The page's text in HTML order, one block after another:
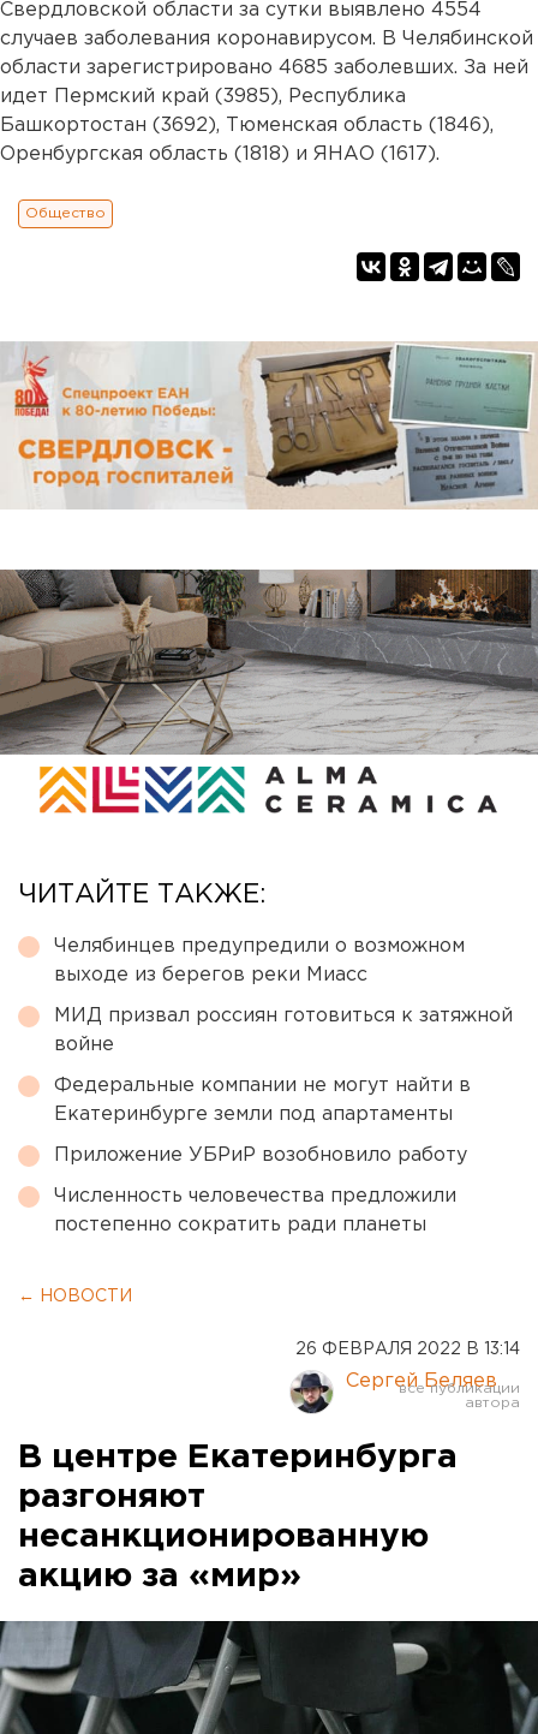
Свердловской области за сутки выявлено 4554
случаев заболевания коронавирусом. В Челябинской
области зарегистрировано 4685 заболевших. За ней
идет Пермский край (3985), Республика
Башкортостан (3692), Тюменская область (1846),
Оренбургская область (1818) и ЯНАО (1617).
Общество
ЧИТАЙТЕ ТАКЖЕ:
Челябинцев предупредили о возможном
выходе из берегов реки Миасс
МИД призвал россиян готовиться к затяжной
войне
Федеральные компании не могут найти в
Екатеринбурге земли под апартаменты
Приложение УБРиР возобновило работу
Численность человечества предложили
постепенно сократить ради планеты
← НОВОСТИ
26 ФЕВРАЛЯ 2022 В 13:14
Сергей Беляев
В центре Екатеринбурга
разгоняют
несанкционированную
акцию за «мир»